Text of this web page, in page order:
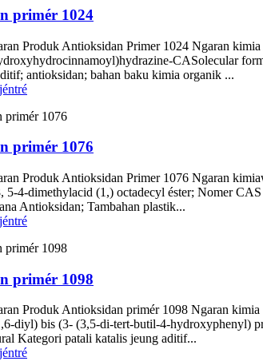
primér 1024
Produk Antioksidan Primer 1024 Ngaran
CASolecular
antioksidan; bahan baku kimia organik ...
jéntré
primér 1076
Produk Antioksidan Primer 1076 Ngaran
5-4-dimethylacid (1,) octadecyl éster; Nomer
Antioksidan; Tambahan plastik...
jéntré
primér 1098
Produk Antioksidan primér 1098 Ngaran
diyl) bis (3- (3,5-di-tert-butil-4-hydroxyphenyl)
Kategori patali katalis jeung aditif...
jéntré